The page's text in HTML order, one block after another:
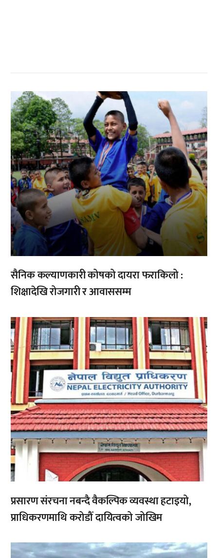
,
सैनिक कल्याणकारी कोषको दायरा फराकिलो :
शिक्षादेखि रोजगारी र आवाससम्म
,
प्रसारण संरचना नबन्दै वैकल्पिक व्यवस्था हटाइयो,
प्राधिकरणमाथि करोडौँ दायित्वको जोखिम
,